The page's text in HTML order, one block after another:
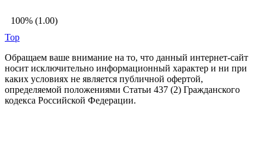
100% (1.00)
Top
Обращаем ваше внимание на то, что данный интернет-сайт
носит исключительно информационный характер и ни при
каких условиях не является публичной офертой,
определяемой положениями Статьи 437 (2) Гражданского
кодекса Российской Федерации.